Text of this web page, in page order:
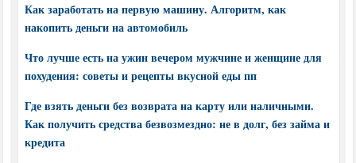
Как заработать на первую машину. Алгоритм, как
накопить деньги на автомобиль
Что лучше есть на ужин вечером мужчине и женщине для
похудения: советы и рецепты вкусной еды пп
Где взять деньги без возврата на карту или наличными.
Как получить средства безвозмездно: не в долг, без займа и
кредита